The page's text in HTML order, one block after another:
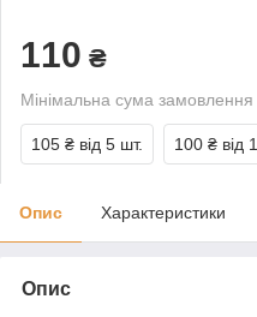
110 ₴
Мінімальна сума
105 ₴ від 5 шт. 100 ₴ від
Опис Характеристики
Опис